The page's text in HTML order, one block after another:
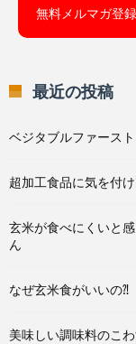
無料メルマガ登
最近の投稿
ベジタブルファース
超加工食品に気を付け
玄米が食べにくいと
ん
なぜ玄米食がいいの⁈
美味しい調味料のこわ